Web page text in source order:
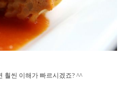
훨씬 이해가 빠르시겠죠? ^^